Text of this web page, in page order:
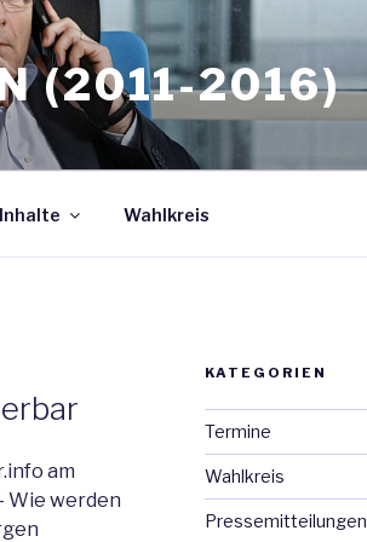
(2011-2016)
Inhalte Wahlkreis
am
Wie werden
KATEGORIEN
Termine
Wahlkreis
Pressemitteilungen